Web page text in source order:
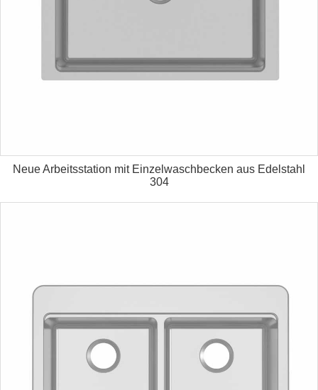
Neue Arbeitsstation mit Einzelwaschbecken aus Edelstahl
304